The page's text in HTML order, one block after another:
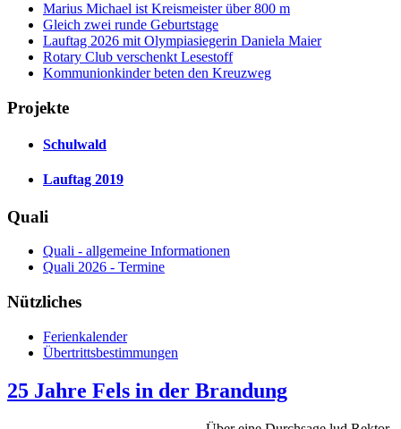
Marius Michael ist Kreismeister über 800 m
Gleich zwei runde Geburtstage
Lauftag 2026 mit Olympiasiegerin Daniela Maier
Rotary Club verschenkt Lesestoff
Kommunionkinder beten den Kreuzweg
Projekte
Schulwald
Lauftag 2019
Quali
Quali - allgemeine Informationen
Quali 2026 - Termine
Nützliches
Ferienkalender
Übertrittsbestimmungen
25 Jahre Fels in der Brandung